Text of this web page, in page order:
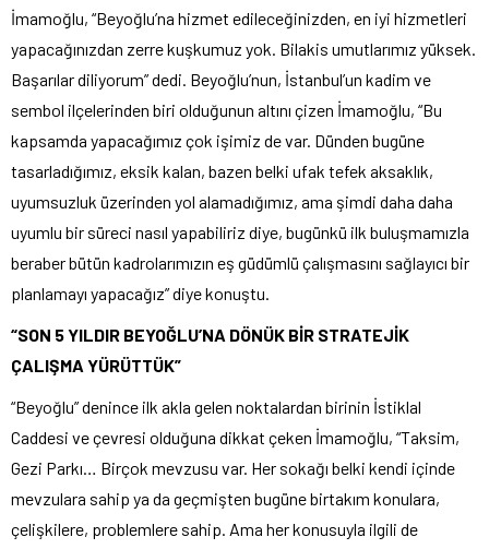
İmamoğlu, “Beyoğlu’na hizmet edileceğinizden, en iyi hizmetleri
yapacağınızdan zerre kuşkumuz yok. Bilakis umutlarımız yüksek.
Başarılar diliyorum” dedi. Beyoğlu’nun, İstanbul’un kadim ve
sembol ilçelerinden biri olduğunun altını çizen İmamoğlu, “Bu
kapsamda yapacağımız çok işimiz de var. Dünden bugüne
tasarladığımız, eksik kalan, bazen belki ufak tefek aksaklık,
uyumsuzluk üzerinden yol alamadığımız, ama şimdi daha daha
uyumlu bir süreci nasıl yapabiliriz diye, bugünkü ilk buluşmamızla
beraber bütün kadrolarımızın eş güdümlü çalışmasını sağlayıcı bir
planlamayı yapacağız” diye konuştu.
“SON 5 YILDIR BEYOĞLU’NA DÖNÜK BİR STRATEJİK
ÇALIŞMA YÜRÜTTÜK”
“Beyoğlu” denince ilk akla gelen noktalardan birinin İstiklal
Caddesi ve çevresi olduğuna dikkat çeken İmamoğlu, “Taksim,
Gezi Parkı… Birçok mevzusu var. Her sokağı belki kendi içinde
mevzulara sahip ya da geçmişten bugüne birtakım konulara,
çelişkilere, problemlere sahip. Ama her konusuyla ilgili de